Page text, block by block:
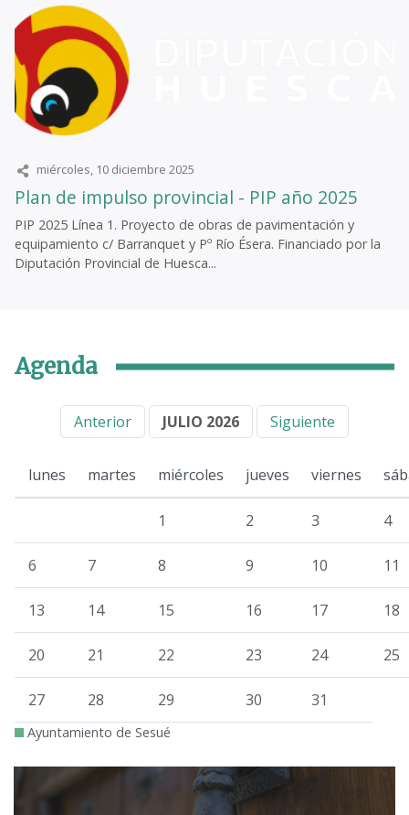
miércoles, 10 diciembre 2025
Plan de impulso provincial - PIP año 2025
PIP 2025 Línea 1. Proyecto de obras de pavimentación y
equipamiento c/ Barranquet y Pº Río Ésera. Financiado por la
Diputación Provincial de Huesca...
Agenda
Anterior JULIO 2026 Siguiente
lunes martes miércoles jueves viernes
1 2 3 4
6 7 8 9 10 11
13 14 15 16 17 18
20 21 22 23 24 25
27 28 29 30 31
Ayuntamiento de Sesué